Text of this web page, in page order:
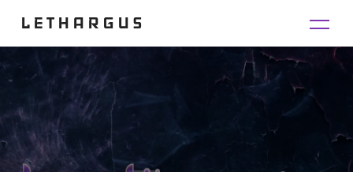
LETHARGUS